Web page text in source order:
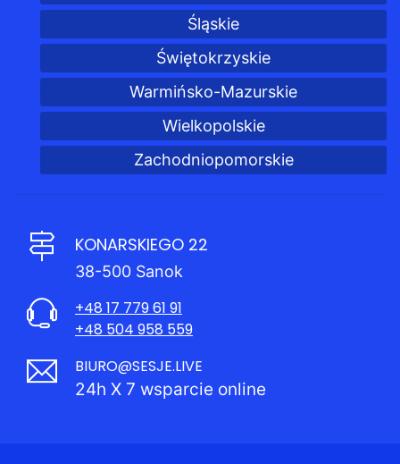
Śląskie
Świętokrzyskie
Warmińsko-Mazurskie
Wielkopolskie
Zachodniopomorskie
KONARSKIEGO 22
38-500 Sanok
+48 17 779 61 91
+48 504 958 559
BIURO@SESJE.LIVE
24h X 7 wsparcie online